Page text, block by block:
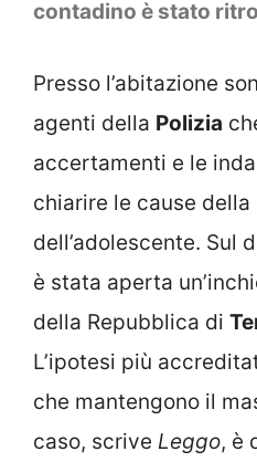
contadino è stato
Presso l’abitazione
agenti della Polizia
accertamenti e le
chiarire le cause della
dell’adolescente. Sul
è stata aperta
della Repubblica di
L’ipotesi più
che mantengono il
caso, scrive Leggo, è